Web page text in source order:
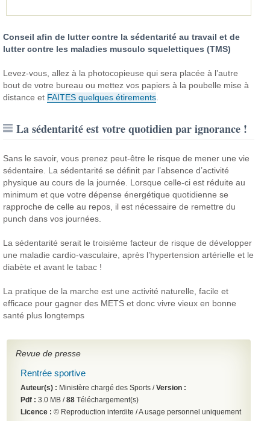
Conseil afin de lutter contre la sédentarité au travail et de
lutter contre les maladies musculo squelettiques (TMS)
Levez-vous, allez à la photocopieuse qui sera placée à l’autre
bout de votre bureau ou mettez vos papiers à la poubelle mise à
distance et FAITES quelques étirements
La sédentarité est votre quotidien par ignorance !
Sans le savoir, vous prenez peut-être le risque de mener une vie
sédentaire. La sédentarité se définit par l’absence d’activité
physique au cours de la journée. Lorsque celle-ci est réduite au
minimum et que votre dépense énergétique quotidienne se
rapproche de celle au repos, il est nécessaire de remettre du
punch dans vos journées.
La sédentarité serait le troisième facteur de risque de développer
une maladie cardio-vasculaire, après l’hypertension artérielle et le
diabète et avant le tabac !
La pratique de la marche est une activité naturelle, facile et
efficace pour gagner des METS et donc vivre vieux en bonne
santé plus longtemps
Revue de presse
Rentrée sportive
Auteur(s) : Ministère chargé des Sports /Version :
Pdf : 3.0 MB /88 Téléchargement(s)
Licence : © Reproduction interdite / A usage personnel uniquement